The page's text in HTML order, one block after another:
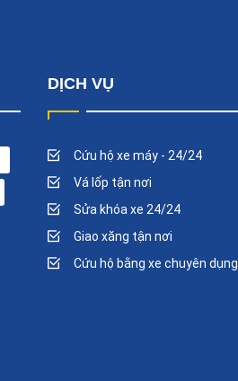
DỊCH VỤ
Cứu hộ xe máy - 24/24
Vá lốp tận nơi
Sửa khóa xe 24/24
Giao xăng tận nơi
Cứu hộ bằng xe chuyên dụng